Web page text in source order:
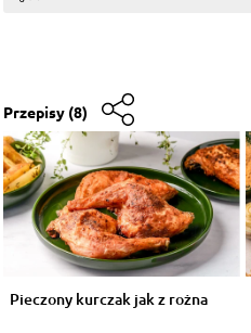
Przepisy (8)
Pieczony kurczak jak z rożna